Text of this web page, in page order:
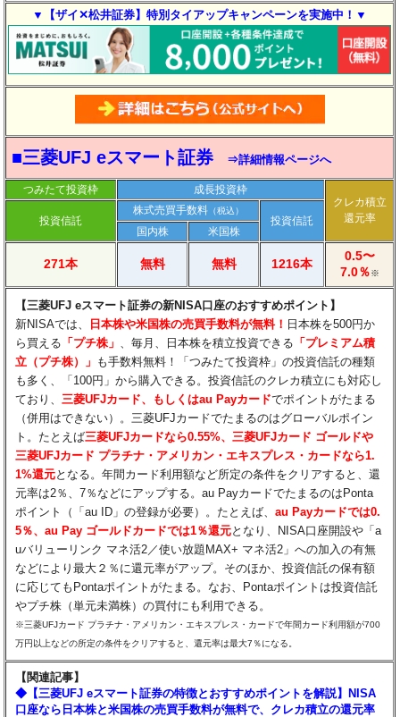
▼【ザイ✕松井証券】特別タイアップキャンペーンを実施中！▼
■三菱UFJ eスマート証券 ⇒詳細情報ページへ
つみたて投資枠
成長投資枠
クレカ積立
還元率
投資信託
株式売買手数料（税込）
投資信託
国内株
米国株
271本 無料 無料 1216本
0.5〜
7.0％※
【三菱UFJ eスマート証券の新NISA口座のおすすめポイント】​
新NISAでは、
日本株や米国株の売買手数料が無料！ 日本株を500円か
ら買える 「プチ株」 、毎月、日本株を積立投資できる 「プレミアム積
立（プチ株）」 も手数料無料！「つみたて投資枠」の投資信託の種類
も多く、「100円」から購入できる。投資信託のクレカ積立にも対応し
ており、 三菱UFJカード、もしくはau Payカードでポイントがたまる
（併用はできない）。三菱UFJカードでたまるのはグローバルポイン
ト。たとえば三菱UFJカードなら0.55%、三菱UFJカード ゴールドや
三菱UFJカード プラチナ・アメリカン・エキスプレス・カードなら1.
1%還元となる。年間カード利用額など所定の条件をクリアすると、還
元率は2％、7％などにアップする。au PayカードでたまるのはPonta
ポイント（「au ID」の登録が必要）。たとえば、au Payカードでは0.
5％、au Pay ゴールドカードでは1％還元となり、NISA口座開設や「a
uバリューリンク マネ活2／使い放題MAX+ マネ活2」への加入の有無
などにより最大２％に還元率がアップ。そのほか、投資信託の保有額
に応じてもPontaポイントがたまる。なお、Pontaポイントは投資信託
やプチ株（単元未満株）の買付にも利用できる。
※三菱UFJカード プラチナ・アメリカン・エキスプレス・カードで年間カード利用額が700
万円以上などの所定の条件をクリアすると、還元率は最大7％になる。
【関連記事】
◆【三菱UFJ eスマート証券の特徴とおすすめポイントを解説】NISA
口座なら日本株と米国株の売買手数料が無料で、クレカ積立の還元率